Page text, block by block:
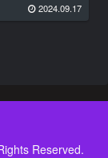
2024.09.17
Reserved.